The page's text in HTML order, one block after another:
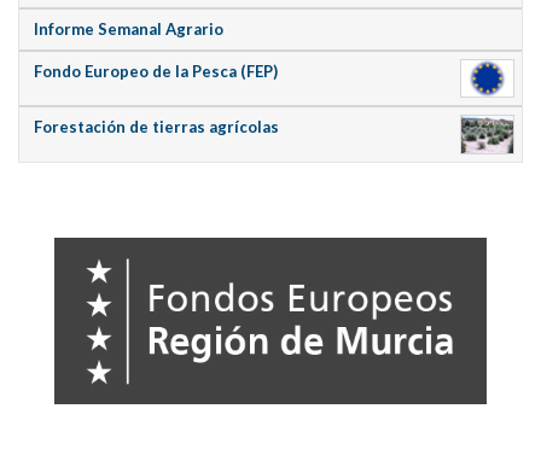
Informe Semanal Agrario
Fondo Europeo de la Pesca (FEP)
Forestación de tierras agrícolas